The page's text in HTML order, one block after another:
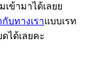
ข้ามาได้เลยย
บทางเราแบบเรท
ได้เลยคะ